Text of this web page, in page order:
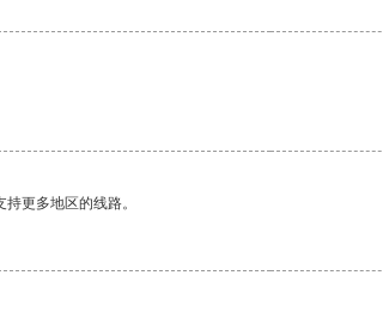
更多地区的线路。